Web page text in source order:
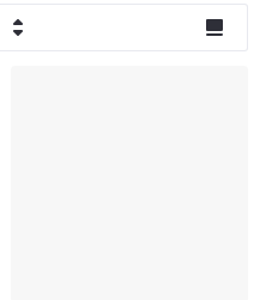
Средства для
лицом